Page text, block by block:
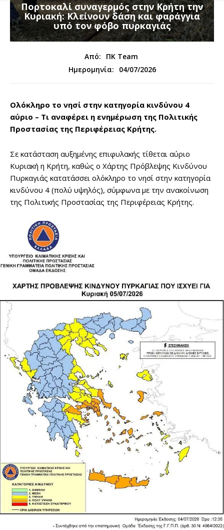
Πορτοκαλί συναγερμός στην Κρήτη την
Κυριακή: Κλείνουν δάση και φαράγγια
υπό τον φόβο πυρκαγιάς
Από:
ΠΚ Team
Ημερομηνία:
04/07/2026
Ολόκληρο το νησί στην κατηγορία κινδύνου 4
αύριο – Τι αναφέρει η ενημέρωση της Πολιτικής
Προστασίας της Περιφέρειας Κρήτης.
Σε κατάσταση αυξημένης επιφυλακής τίθεται αύριο
Κυριακή η Κρήτη, καθώς ο Χάρτης Πρόβλεψης Κινδύνου
Πυρκαγιάς κατατάσσει ολόκληρο το νησί στην κατηγορία
κινδύνου 4 (πολύ υψηλός), σύμφωνα με την ανακοίνωση
της Πολιτικής Προστασίας της Περιφέρειας Κρήτης.